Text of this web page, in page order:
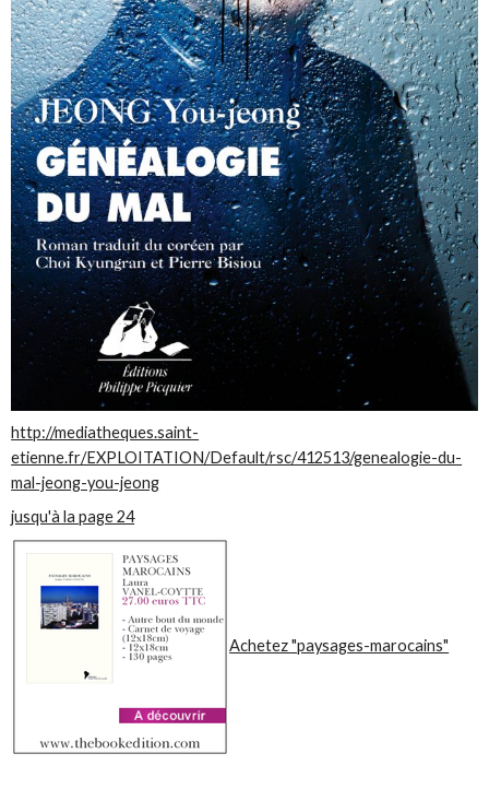
http://mediatheques.saint-
etienne.fr/EXPLOITATION/Default/rsc/412513/genealogie-du-
mal-jeong-you-jeong
jusqu'à la page 24
Achetez "paysages-marocains"